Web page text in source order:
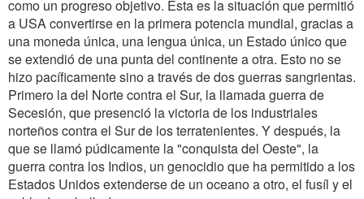
como un progreso objetivo. Esta es la situación que permitió
a USA convertirse en la primera potencia mundial, gracias a
una moneda única, una lengua única, un Estado único que
se extendió de una punta del continente a otra. Esto no se
hizo pacíficamente sino a través de dos guerras sangrientas.
Primero la del Norte contra el Sur, la llamada guerra de
Secesión, que presenció la victoria de los industriales
norteños contra el Sur de los terratenientes. Y después, la
que se llamó púdicamente la "conquista del Oeste", la
guerra contra los Indios, un genocidio que ha permitido a los
Estados Unidos extenderse de un oceano a otro, el fusíl y el